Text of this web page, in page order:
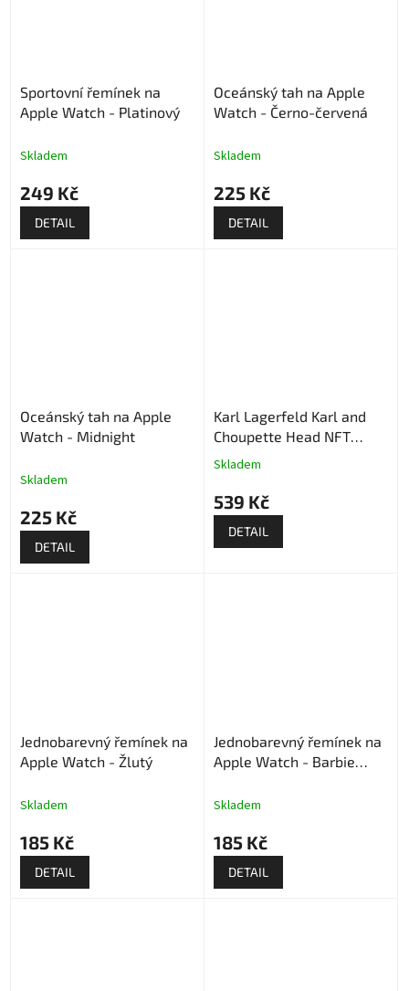
Sportovní řemínek na
Apple Watch - Platinový
Skladem
249 Kč
DETAIL
Oceánský tah na Apple
Watch - Černo-červená
Skladem
225 Kč
DETAIL
Oceánský tah na Apple
Watch - Midnight
Skladem
225 Kč
DETAIL
Karl Lagerfeld Karl and
Choupette Head NFT
Řemínek pro Apple Watch
Průměrné
produktu
je
5,0
z
Skladem
539 Kč
DETAIL
Jednobarevný řemínek na
Apple Watch - Žlutý
Skladem
185 Kč
DETAIL
Jednobarevný řemínek na
Apple Watch - Barbie
Skladem
185 Kč
DETAIL